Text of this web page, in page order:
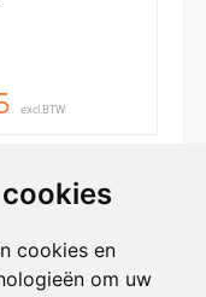
cookies en
om uw
excl.BTW